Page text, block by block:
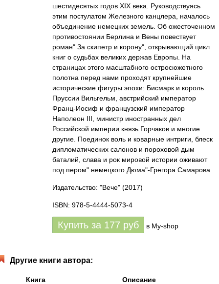
шестидесятых годов XIX века. Руководствуясь
этим постулатом Железного канцлера, началось
объединение немецких земель. Об ожесточенном
противостоянии Берлина и Вены повествует
роман" За скипетр и корону", открывающий цикл
книг о судьбах великих держав Европы. На
страницах этого масштабного остросюжетного
полотна перед нами проходят крупнейшие
исторические фигуры эпохи: Бисмарк и король
Пруссии Вильгельм, австрийский император
Франц-Иосиф и французский император
Наполеон III, министр иностранных дел
Российской империи князь Горчаков и многие
другие. Поединок воль и коварные интриги, блеск
дипломатических салонов и пороховой дым
баталий, слава и рок мировой истории оживают
под пером" немецкого Дюма"-Грегора Самарова.
Издательство: "Вече" (2017)
ISBN: 978-5-4444-5073-4
Купить за 177 руб в My-shop
Другие книги автора:
Книга
Описание